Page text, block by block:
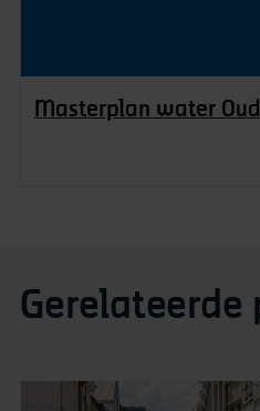
Masterplan water
Gerelateerde